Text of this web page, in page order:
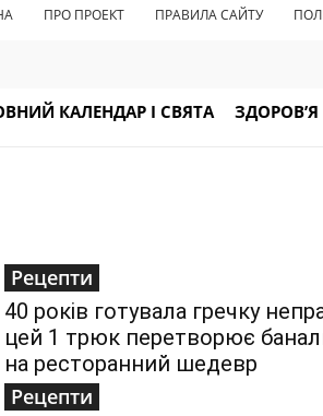
ПРО ПРОЕКТ ПРАВИЛА САЙТУ
КАЛЕНДАР І СВЯТА ЗДОРОВ’Я
Рецепти
40 років готувала гречку
цей 1 трюк перетворює
на ресторанний шедевр
Рецепти